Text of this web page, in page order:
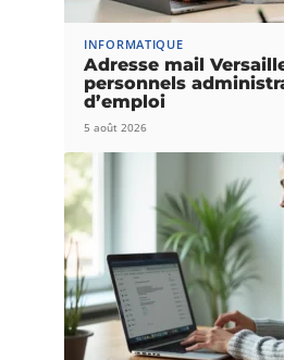
INFORMATIQUE
Adresse mail
personnels
d’emploi
5 août 2026